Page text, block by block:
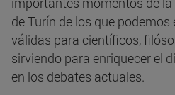
de Turín de los que
válidas para científicos,
sirviendo para enriquecer el
en los debates actuales.